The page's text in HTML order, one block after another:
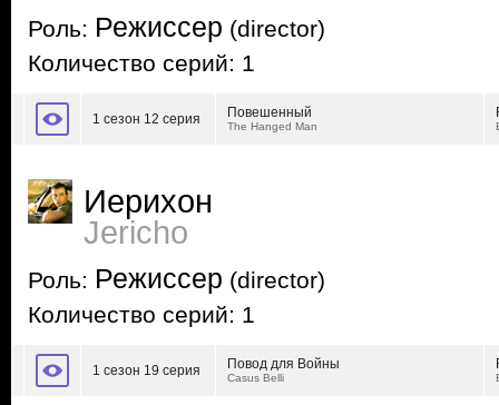
Роль: Режиссер (director)
Количество серий: 1
1 сезон 12 серия Повешенный
The Hanged Man
Иерихон
Jericho
Роль: Режиссер (director)
Количество серий: 1
1 сезон 19 серия Повод для Войны
Casus Belli